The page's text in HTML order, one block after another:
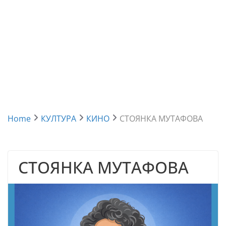
Home КУЛТУРА КИНО СТОЯНКА МУТАФОВА
СТОЯНКА МУТАФОВА